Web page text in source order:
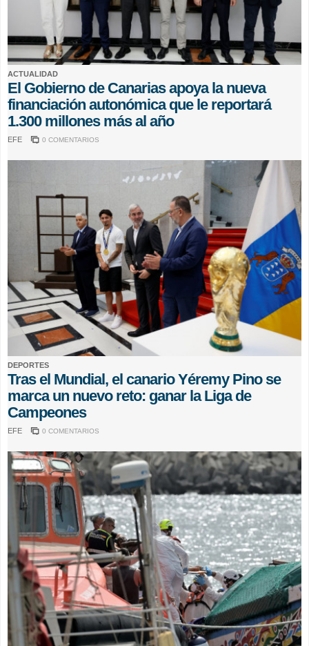
ACTUALIDAD
El Gobierno de Canarias apoya la nueva
financiación autonómica que le reportará
1.300 millones más al año
EFE 0 COMENTARIOS
DEPORTES
Tras el Mundial, el canario Yéremy Pino se
marca un nuevo reto: ganar la Liga de
Campeones
EFE 0 COMENTARIOS